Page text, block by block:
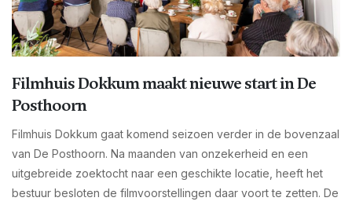
Filmhuis Dokkum maakt nieuwe start in De
Posthoorn
Filmhuis Dokkum gaat komend seizoen verder in de bovenzaal
van De Posthoorn. Na maanden van onzekerheid en een
uitgebreide zoektocht naar een geschikte locatie, heeft het
bestuur besloten de filmvoorstellingen daar voort te zetten. De